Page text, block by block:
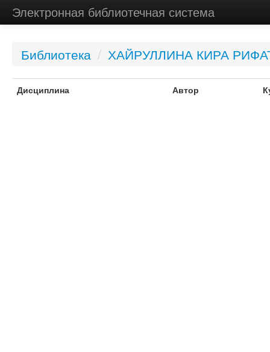
Электронная библиотечная система
Библиотека / ХАЙРУЛЛИНА КИРА
Дисциплина Автор